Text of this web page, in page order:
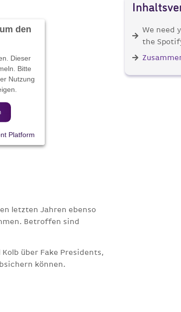
den
Dieser
Bitte
Nutzung
Platform
letzten Jahren ebenso
Betroffen sind
über Fake Presidents,
können.
We need
the